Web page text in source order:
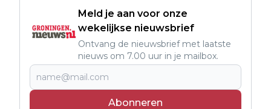
Meld je aan voor onze
wekelijkse nieuwsbrief
Ontvang de nieuwsbrief met laatste
nieuws om 7.00 uur in je mailbox.
Abonneren